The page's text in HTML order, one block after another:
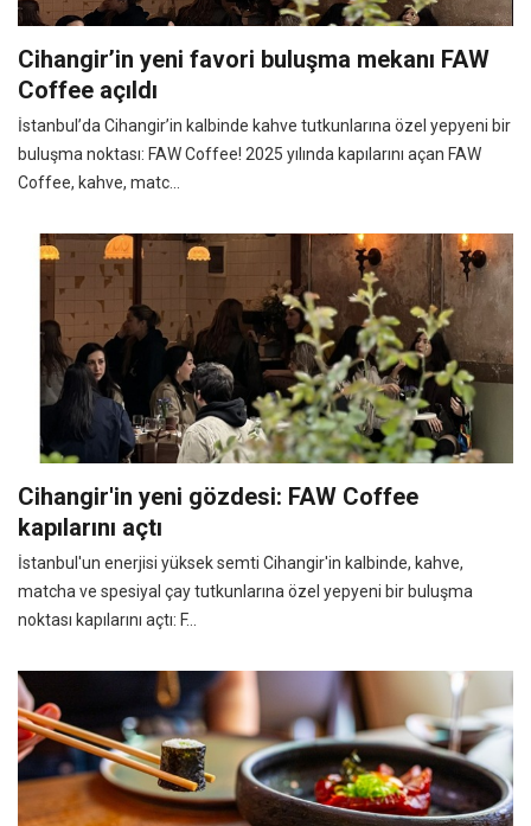
Cihangir’in yeni favori buluşma mekanı FAW
Coffee açıldı
İstanbul’da Cihangir’in kalbinde kahve tutkunlarına özel yepyeni bir
buluşma noktası: FAW Coffee! 2025 yılında kapılarını açan FAW
Coffee, kahve, matc...
Cihangir'in yeni gözdesi: FAW Coffee
kapılarını açtı
İstanbul'un enerjisi yüksek semti Cihangir'in kalbinde, kahve,
matcha ve spesiyal çay tutkunlarına özel yepyeni bir buluşma
noktası kapılarını açtı: F...